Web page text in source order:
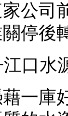
司前
停後
水
庫好